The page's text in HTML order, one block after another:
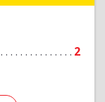
2